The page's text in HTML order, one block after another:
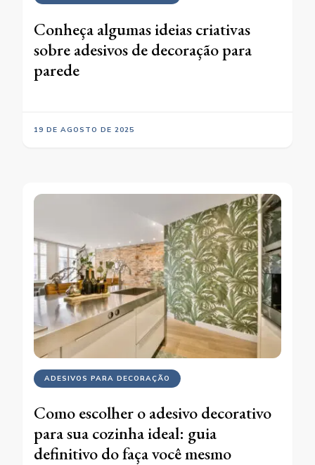
Conheça algumas ideias criativas
sobre adesivos de decoração para
parede
19 DE AGOSTO DE 2025
ADESIVOS PARA DECORAÇÃO
Como escolher o adesivo decorativo
para sua cozinha ideal: guia
definitivo do faça você mesmo